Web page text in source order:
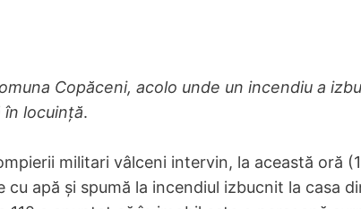
Copăceni, acolo unde un incendiu a
în locuință.
militari vâlceni intervin, la această oră
cu apă și spumă la incendiul izbucnit la casa